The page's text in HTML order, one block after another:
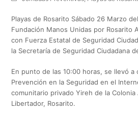
Playas de Rosarito Sábado 26 Marzo
Fundación Manos Unidas por Rosarito
con Fuerza Estatal de Seguridad
la Secretaría de Seguridad Ciudadana
En punto de las 10:00 horas, se llevó a
Prevención en la Seguridad en el
comunitario privado Yireh de la Colonia
Libertador, Rosarito.